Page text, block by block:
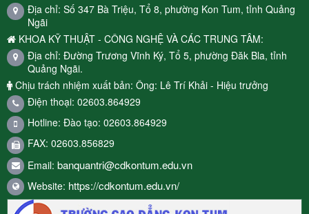
Địa chỉ: Số 347 Bà Triệu, Tổ 8, phường Kon Tum, tỉnh Quảng
Ngãi
KHOA KỸ THUẬT - CÔNG NGHỆ VÀ CÁC TRUNG TÂM:
Địa chỉ: Đường Trương Vĩnh Ký, Tổ 5, phường Đăk Bla, tỉnh
Quảng Ngãi.
Chịu trách nhiệm xuất bản: Ông: Lê Trí Khải - Hiệu trưởng
Điện thoại: 02603.864929
Hotline: Đào tạo: 02603.864929
FAX: 02603.856829
Email: banquantri@cdkontum.edu.vn
Website: https://cdkontum.edu.vn/